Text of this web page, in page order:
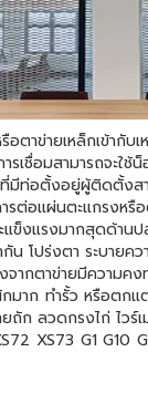
กเข้ากับเหล็กโ
อมสามารถจะใ
ตั้งอยู่ผู้ติดตั้งสา
ต่อแผ่นตะแกรงห
แรงมากสุดด้าน
โปร่งตา ระบาย
ากตาข่ายมีความ
ก ทำรั้ว หรือตก
ก ลวดกรงไก่ ไว
XS73 G1